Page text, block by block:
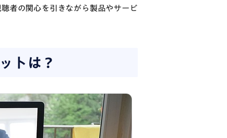
者の関心を引きながら製品やサービ
トは？